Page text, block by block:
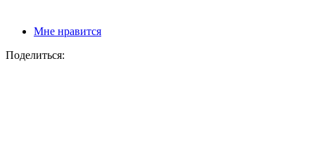
Мне нравится
Поделиться: